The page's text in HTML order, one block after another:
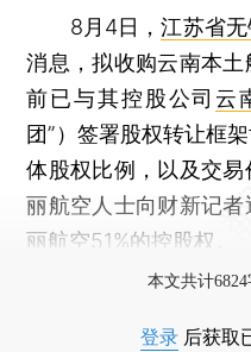
8月4日，江苏省
消息，拟收购云南本
前已与其控股公司 云
团”）签署股权转让框
体股权比例，以及交
丽航空人士向财新记
丽航空51%的控股权。
本文共计
登录 后获取